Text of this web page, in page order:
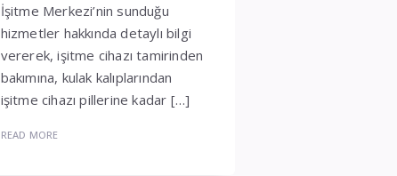
İşitme Merkezi’nin sunduğu
hizmetler hakkında detaylı bilgi
vererek, işitme cihazı tamirinden
bakımına, kulak kalıplarından
işitme cihazı pillerine kadar […]
READ MORE